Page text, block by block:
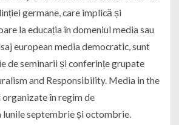
germane, care implică și
la educația în domeniul media sau
european media democratic, sunt
de seminarii și conferințe grupate
and Responsibility. Media in the
în regim de
septembrie și octombrie.